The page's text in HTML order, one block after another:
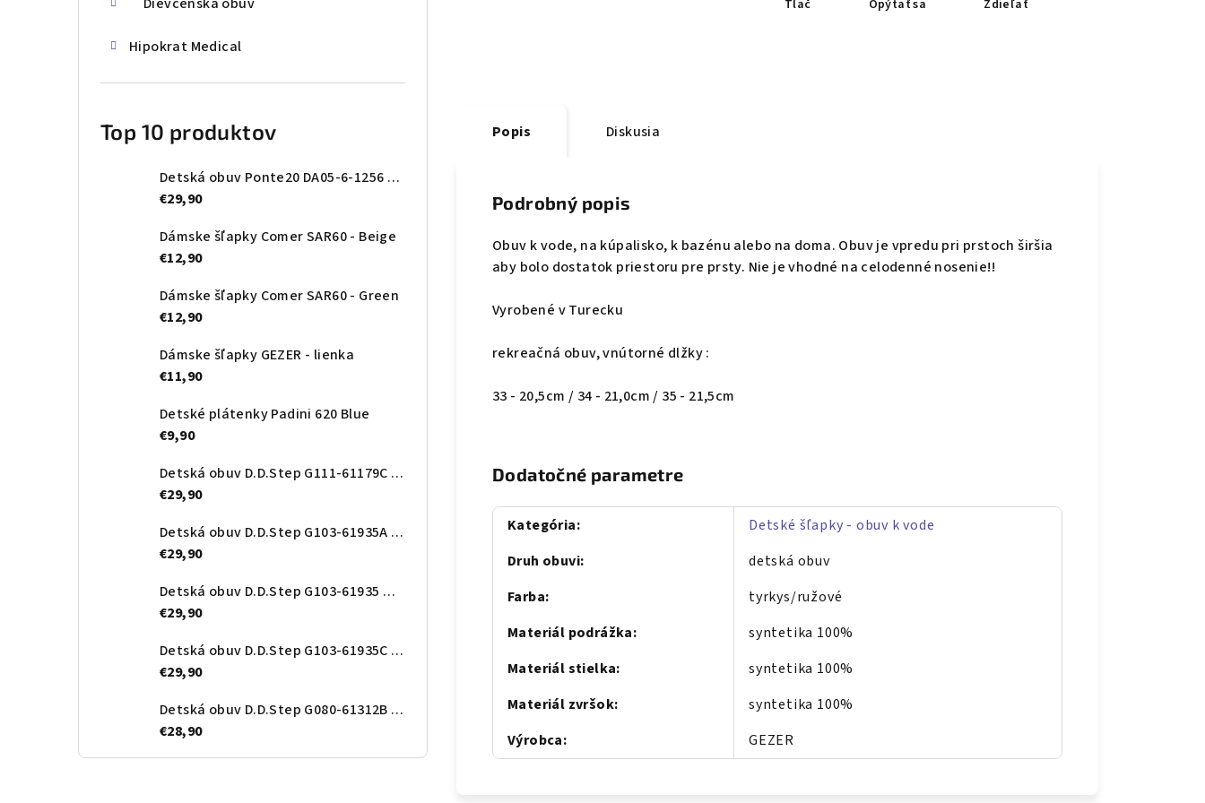
Hipokrat Medical
Top 10 produktov
Detská obuv Ponte20 DA05-6-1256 Oceanic
€29,90
Dámske šľapky Comer SAR60 - Beige
€12,90
Dámske šľapky Comer SAR60 - Green
€12,90
Dámske šľapky GEZER - lienka
€11,90
Detské plátenky Padini 620 Blue
€9,90
Detská obuv D.D.Step G111-61179C Rose gold
€29,90
Detská obuv D.D.Step G103-61935A Royal Blue
€29,90
Detská obuv D.D.Step G103-61935 Orange
€29,90
Detská obuv D.D.Step G103-61935C Gold
€29,90
Detská obuv D.D.Step G080-61312B Royal blue
€28,90
Tlač Opýtať sa Zdieľať
Popis Diskusia
Podrobný popis
Obuv k vode, na kúpalisko, k bazénu alebo na doma. Obuv je vpredu pri prstoch širšia
aby bolo dostatok priestoru pre prsty. Nie je vhodné na celodenné nosenie!!
Vyrobené v Turecku
rekreačná obuv, vnútorné dlžky :
33 - 20,5cm / 34 - 21,0cm / 35 - 21,5cm
Dodatočné parametre
Kategória:
Detské šľapky - obuv k vode
Druh obuvi:
detská obuv
Farba:
tyrkys/ružové
Materiál podrážka:
syntetika 100%
Materiál stielka:
syntetika 100%
Materiál zvršok:
syntetika 100%
Výrobca: GEZER